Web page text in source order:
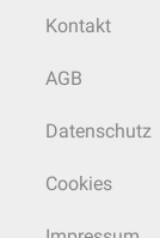
Kontakt
AGB
Datenschutz
Cookies